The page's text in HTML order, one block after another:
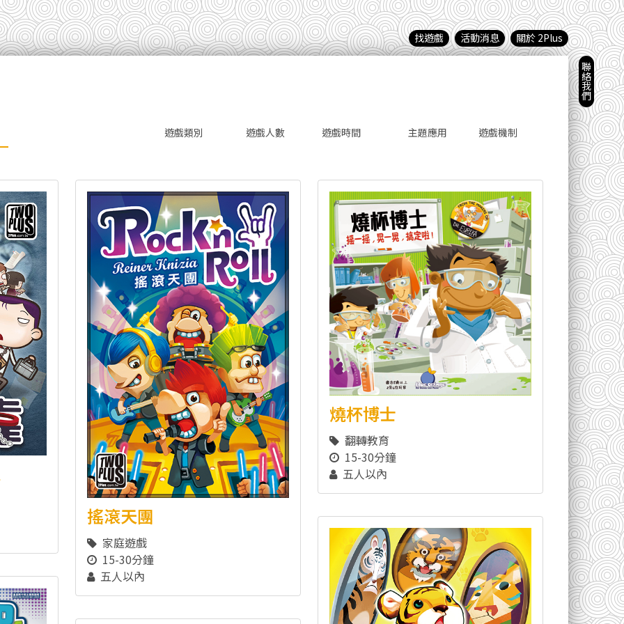
關於 2Plus
活動消息
找遊戲
聯絡我們
搖滾天團
家庭遊戲
15-30分鐘
五人以內
燒杯博士
翻轉教育
15-30分鐘
五人以內